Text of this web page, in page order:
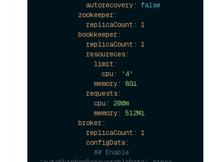
autorecovery:
false
zookeeper:
replicaCount:
1
bookkeeper:
replicaCount:
1
resoureces:
limit:
cpu:
'4'
memory:
8Gi
requests:
cpu:
200m
memory:
512Mi
broker:
replicaCount:
1
configData:
## Enable